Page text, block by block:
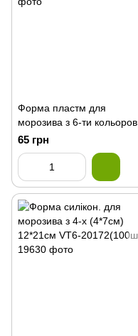
Форма пластм для
морозива з 6-ти кольорова
VT6-18789 (60шт)
65 грн